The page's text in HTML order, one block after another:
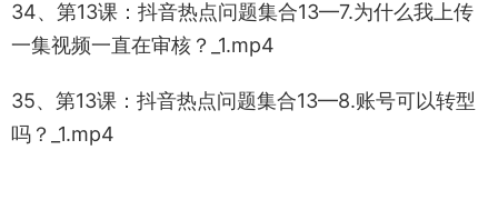
34、第13课：抖音热点问题集合13—7.为什么我上传
一集视频一直在审核？_1.mp4
35、第13课：抖音热点问题集合13—8.账号可以转型
吗？_1.mp4